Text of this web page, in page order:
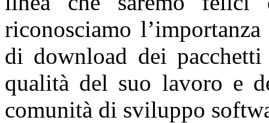
riconosciamo
di download dei
qualità del suo lavoro e
comunità di sviluppo